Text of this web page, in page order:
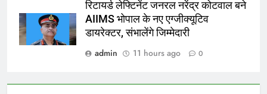
रिटायर्ड लेफ्टिनेंट जनरल नरेंद्र कोटवाल बने
AIIMS भोपाल के नए एग्जीक्यूटिव
डायरेक्टर, संभालेंगे जिम्मेदारी
admin
11 hours ago 0